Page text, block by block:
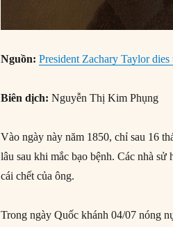
Nguồn:President Zachary Taylor dies
Biên dịch: Nguyễn Thị Kim Phụng
Vào ngày này năm 1850, chỉ sau 16
lâu sau khi mắc bạo bệnh. Các nhà
cái chết của ông.
Trong ngày Quốc khánh 04/07 nóng